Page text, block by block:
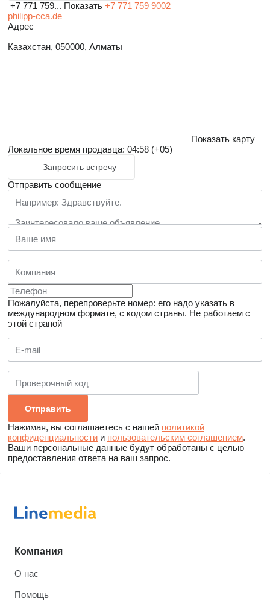
+7 771 759... Показать +7 771 759 9002
philipp-cca.de
Адрес
Казахстан, 050000, Алматы
Показать карту
Локальное время продавца: 04:58 (+05)
Запросить встречу
Отправить сообщение
Пожалуйста, перепроверьте номер: его надо указать в
международном формате, с кодом страны. Не работаем с
этой страной
Нажимая, вы соглашаетесь с нашей политикой
конфиденциальности и пользовательским соглашением.
Ваши персональные данные будут обработаны с целью
предоставления ответа на ваш запрос.
Компания
О нас
Помощь